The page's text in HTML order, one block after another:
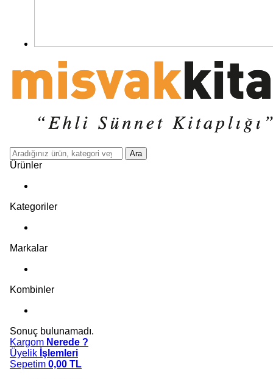
Ara
Ürünler
Kategoriler
Markalar
Kombinler
Sonuç bulunamadı.
Kargom Nerede ?
Üyelik İşlemleri
Sepetim 0,00 TL